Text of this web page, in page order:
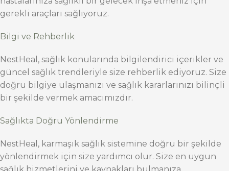
gerekli araçları sağlıyoruz.
Bilgi ve Rehberlik
NestHeal, sağlık konularında bilgilendirici içerikler ve
güncel sağlık trendleriyle size rehberlik ediyoruz. Size
doğru bilgiye ulaşmanızı ve sağlık kararlarınızı bilinçli
bir şekilde vermek amacımızdır.
Sağlıkta Doğru Yönlendirme
NestHeal, karmaşık sağlık sistemine doğru bir şekilde
yönlendirmek için size yardımcı olur. Size en uygun